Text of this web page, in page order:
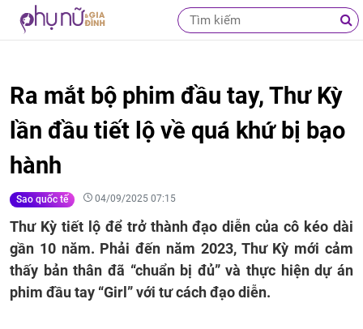
Ra mắt bộ phim đầu tay, Thư Kỳ
lần đầu tiết lộ về quá khứ bị bạo
hành
Sao quốc tế 04/09/2025 07:15
Thư Kỳ tiết lộ để trở thành đạo diễn của cô kéo dài
gần 10 năm. Phải đến năm 2023, Thư Kỳ mới cảm
thấy bản thân đã “chuẩn bị đủ” và thực hiện dự án
phim đầu tay “Girl” với tư cách đạo diễn.